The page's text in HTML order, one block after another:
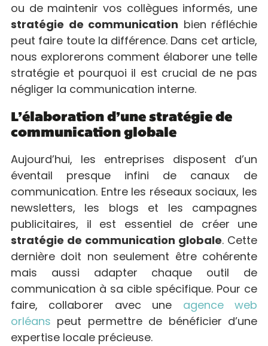
ou de maintenir vos collègues informés, une
stratégie de communication bien réfléchie
peut faire toute la différence. Dans cet article,
nous explorerons comment élaborer une telle
stratégie et pourquoi il est crucial de ne pas
négliger la communication interne.
L’élaboration d’une stratégie de
communication globale
Aujourd’hui, les entreprises disposent d’un
éventail presque infini de canaux de
communication. Entre les réseaux sociaux, les
newsletters, les blogs et les campagnes
publicitaires, il est essentiel de créer une
stratégie de communication globale. Cette
dernière doit non seulement être cohérente
mais aussi adapter chaque outil de
communication à sa cible spécifique. Pour ce
faire, collaborer avec une agence web
orléans peut permettre de bénéficier d’une
expertise locale précieuse.